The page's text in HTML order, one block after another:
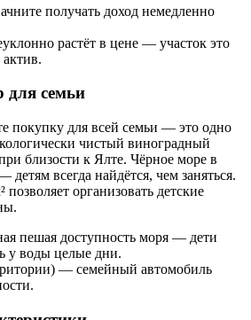
получать доход немедленно
растёт в цене — участок это
семьи
покупку для всей семьи — это одно
чистый виноградный
близости к Ялте. Чёрное море в
всегда найдётся, чем заняться.
организовать детские
пешая доступность моря — дети
у воды целые дни.
— семейный автомобиль